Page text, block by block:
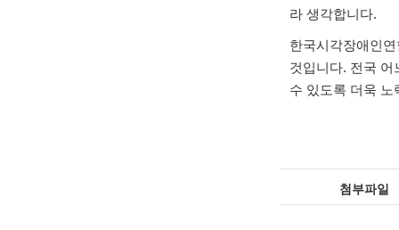
라 생각합니다.
한국시각장애인
것입니다. 전국 어
수 있도록 더욱 노
첨부파일